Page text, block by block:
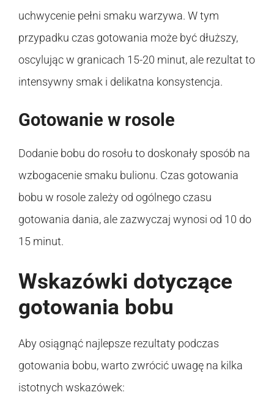
uchwycenie pełni smaku warzywa. W tym
przypadku czas gotowania może być dłuższy,
oscylując w granicach 15-20 minut, ale rezultat to
intensywny smak i delikatna konsystencja.
Gotowanie w rosole
Dodanie bobu do rosołu to doskonały sposób na
wzbogacenie smaku bulionu. Czas gotowania
bobu w rosole zależy od ogólnego czasu
gotowania dania, ale zazwyczaj wynosi od 10 do
15 minut.
Wskazówki dotyczące
gotowania bobu
Aby osiągnąć najlepsze rezultaty podczas
gotowania bobu, warto zwrócić uwagę na kilka
istotnych wskazówek: